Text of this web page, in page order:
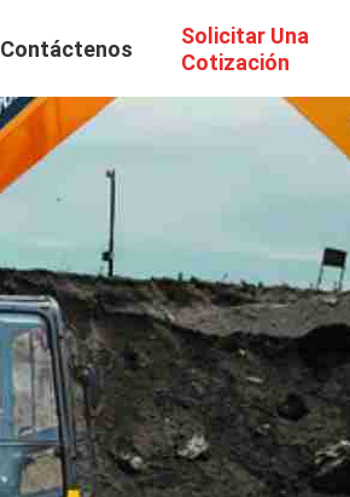
Contáctenos
Solicitar Una
Cotización